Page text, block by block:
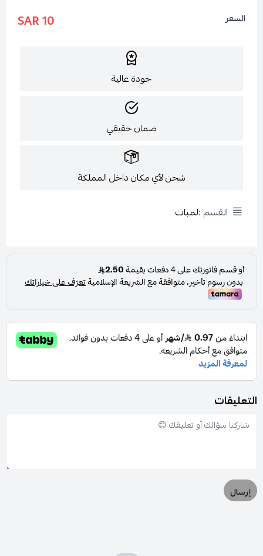
السعر 10 SAR
جودة عالية
ضمان حقيقي
شحن لأي مكان داخل المملكة
القسم :لمبات
التعليقات
إرسال